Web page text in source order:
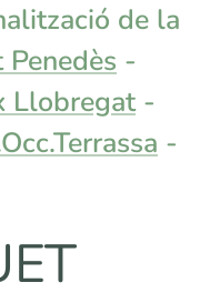
de la
-
Llobregat-
-